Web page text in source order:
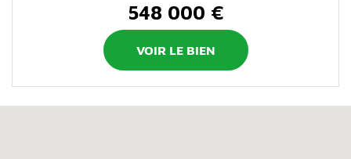
548 000 €
VOIR LE BIEN